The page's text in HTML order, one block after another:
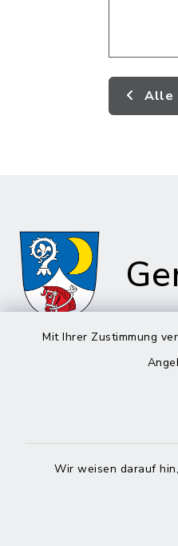
Mit Ihrer Zustimmung
Wir weisen darauf
Alle
83562 Rechtmehring